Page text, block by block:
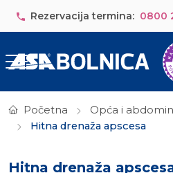
Rezervacija termina: 0800
Početna
Opća i
Hitna drenaža apscesa
Hitna drenaža